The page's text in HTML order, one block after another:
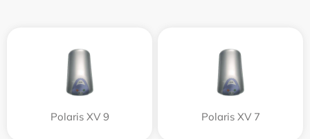
Polaris XV 9 Polaris XV 7